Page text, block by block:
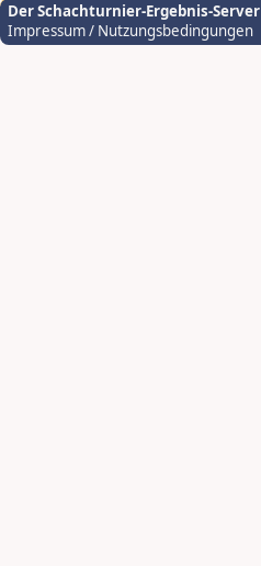
Der Schachturnier-Ergebnis-Server
Impressum / Nutzungsbedingungen